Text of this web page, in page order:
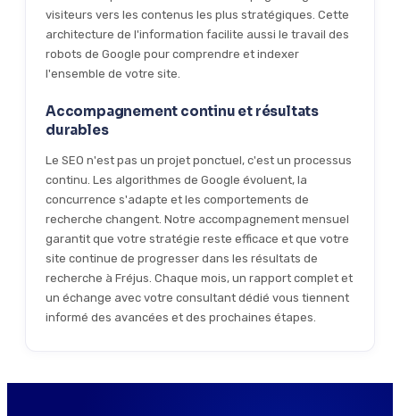
visiteurs vers les contenus les plus stratégiques. Cette
architecture de l'information facilite aussi le travail des
robots de Google pour comprendre et indexer
l'ensemble de votre site.
Accompagnement continu et résultats
durables
Le SEO n'est pas un projet ponctuel, c'est un processus
continu. Les algorithmes de Google évoluent, la
concurrence s'adapte et les comportements de
recherche changent. Notre accompagnement mensuel
garantit que votre stratégie reste efficace et que votre
site continue de progresser dans les résultats de
recherche à Fréjus. Chaque mois, un rapport complet et
un échange avec votre consultant dédié vous tiennent
informé des avancées et des prochaines étapes.